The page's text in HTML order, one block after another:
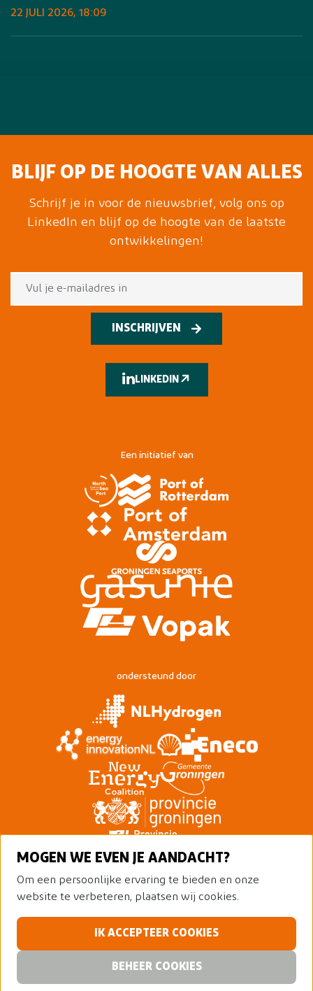
22 JULI 2026, 18:09
BLIJF OP DE HOOGTE VAN ALLES
Schrijf je in voor de nieuwsbrief, volg ons op
LinkedIn en blijf op de hoogte van de laatste
ontwikkelingen!
INSCHRIJVEN
LINKEDIN
Een initiatief van
ondersteund door
© 2026 Nederland Waterstofland
Alle rechten voorbehouden
Privacy policy
MOGEN WE EVEN JE AANDACHT?
Om een persoonlijke ervaring te bieden en onze
website te verbeteren, plaatsen wij cookies.
IK ACCEPTEER COOKIES
BEHEER COOKIES